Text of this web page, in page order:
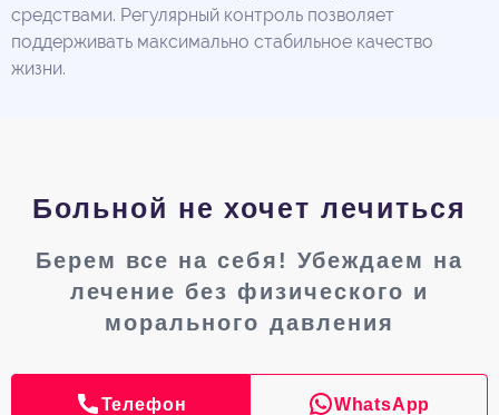
средствами. Регулярный контроль позволяет
поддерживать максимально стабильное качество
жизни.
Больной не хочет лечиться
Берем все на себя! Убеждаем на
лечение без физического и
морального давления
Телефон WhatsApp